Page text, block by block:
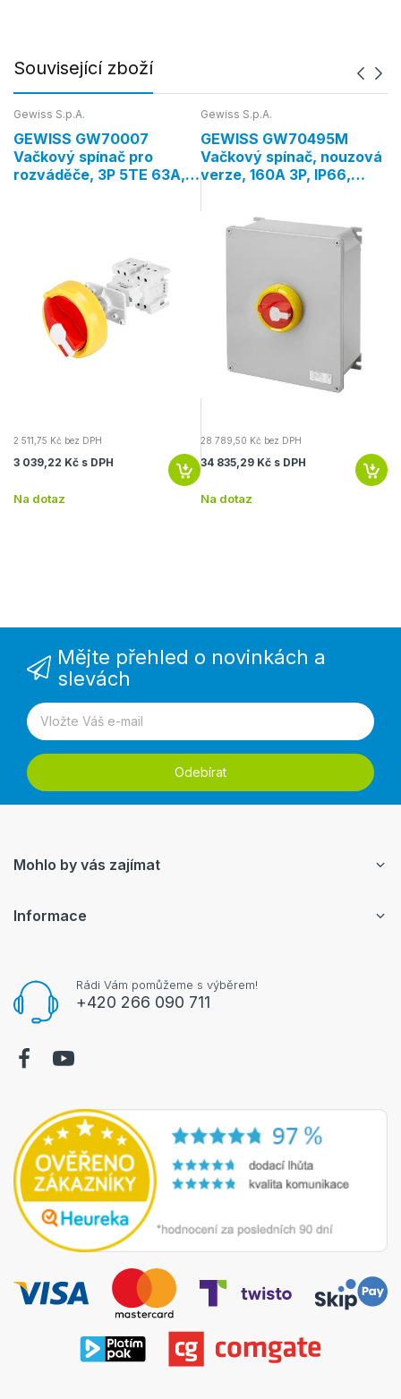
Související zboží
Gewiss S.p.A.
GEWISS GW70007
Vačkový spínač pro
rozváděče, 3P 5TE 63A,
2 511,75 Kč bez DPH
3 039,22 Kč s DPH
Na dotaz
Gewiss S.p.A.
GEWISS GW70495M
Vačkový spínač, nouzová
verze, 160A 3P, IP66,
28 789,50 Kč bez DPH
34 835,29 Kč s DPH
Na dotaz
Mějte přehled o novinkách a
slevách
Odebírat
Rádi Vám pomůžeme s výběrem!
+420 266 090 711
Mohlo by vás zajímat
Informace